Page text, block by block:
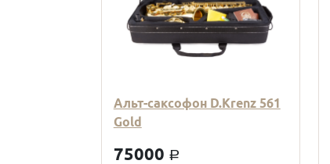
Альт-саксофон D.Krenz 561
Gold
75000 a